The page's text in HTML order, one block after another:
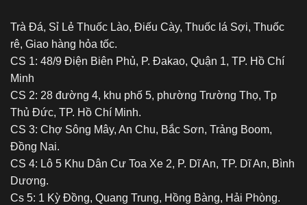
Trà Đá, Sỉ Lẻ Thuốc Lào, Điếu Cày, Thuốc lá Sợi, Thuốc
rê, Giao hàng hỏa tốc.
CS 1: 48/9 Điện Biên Phủ, P. Đakao, Quận 1, TP. Hồ Chí
Minh
CS 2: 28 đường 4, khu phố 5, phường Trường Thọ, Tp
Thủ Đức, TP. Hồ Chí Minh.
CS 3: Chợ Sông Mây, An Chu, Bắc Sơn, Trảng Boom,
Đồng Nai.
CS 4: Lô 5 Khu Dân Cư Toa Xe 2, P. Dĩ An, TP. Dĩ An, Bình
Dương.
Cs 5: 1 Kỳ Đồng, Quang Trung, Hồng Bàng, Hải Phòng.